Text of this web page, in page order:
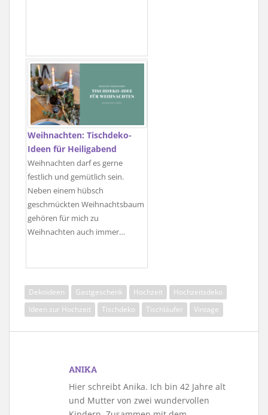
Weihnachten: Tischdeko-
Ideen für Heiligabend
Weihnachten darf es gerne
festlich und gemütlich sein.
Neben einem hübsch
geschmückten Weihnachtsbaum
gehören für mich zu
Weihnachten auch immer…
Dekoideen Gastgeschenk Hochzeit
Hochzeitsdeko
Ideen zur Hochzeit
Tischdeko Tischläufer Vintage
ANIKA
Hier schreibt Anika. Ich bin 42 Jahre alt
und Mutter von zwei wundervollen